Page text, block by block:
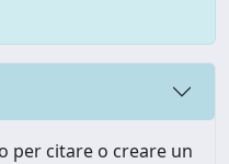
per citare o creare un